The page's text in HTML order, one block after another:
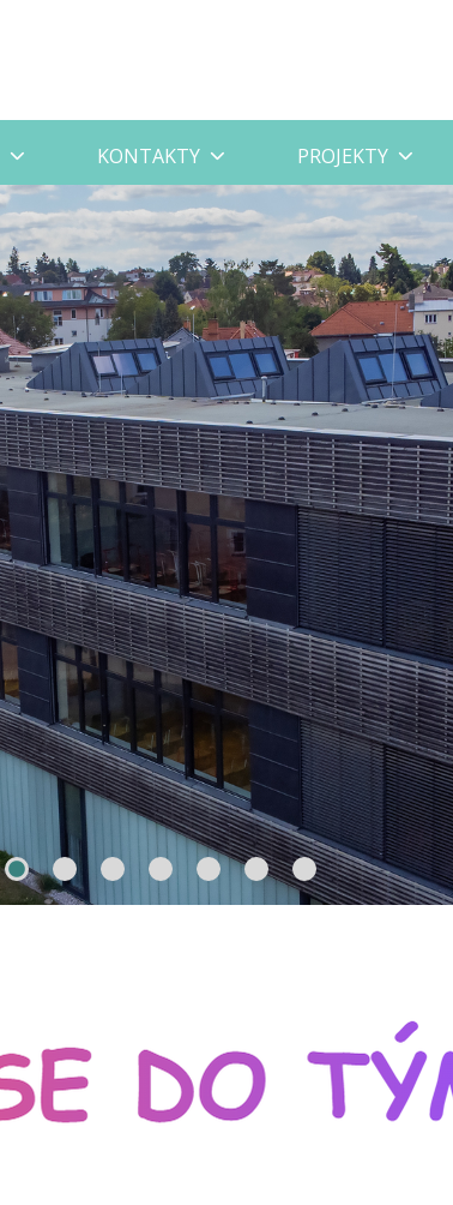
KONTAKTY PROJEKTY